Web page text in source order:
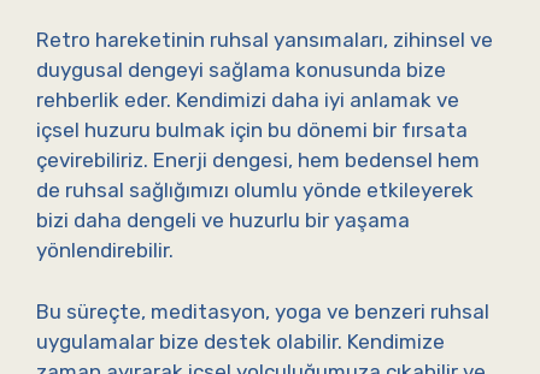
Retro hareketinin ruhsal yansımaları, zihinsel ve
duygusal dengeyi sağlama konusunda bize
rehberlik eder. Kendimizi daha iyi anlamak ve
içsel huzuru bulmak için bu dönemi bir fırsata
çevirebiliriz. Enerji dengesi, hem bedensel hem
de ruhsal sağlığımızı olumlu yönde etkileyerek
bizi daha dengeli ve huzurlu bir yaşama
yönlendirebilir.
Bu süreçte, meditasyon, yoga ve benzeri ruhsal
uygulamalar bize destek olabilir. Kendimize